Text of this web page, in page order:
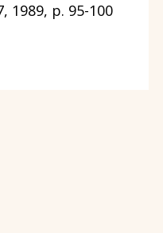
1989, p. 95-100